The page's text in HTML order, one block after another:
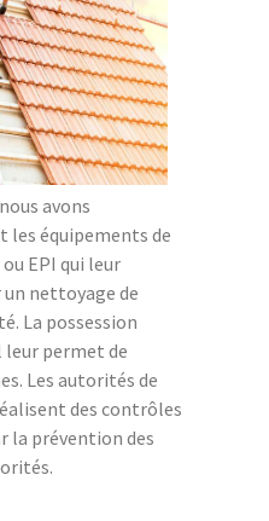
avons
les équipements de
EPI qui leur
nettoyage de
La possession
leur permet de
Les autorités de
des contrôles
la prévention des